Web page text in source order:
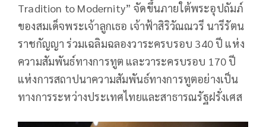
Tradition to Modernity” จัดขึ้นภายใต้พระอุปถัมภ์
ของสมเด็จพระเจ้าลูกเธอ เจ้าฟ้าสิริวัณณวรี นารีรัตน
ราชกัญญา ร่วมเฉลิมฉลองวาระครบรอบ 340 ปี แห่ง
ความสัมพันธ์ทางการทูต และวาระครบรอบ 170 ปี
แห่งการสถาปนาความสัมพันธ์ทางการทูตอย่างเป็น
ทางการระหว่างประเทศไทยและสาธารณรัฐฝรั่งเศส